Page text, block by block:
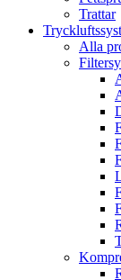
Trattar
Alla